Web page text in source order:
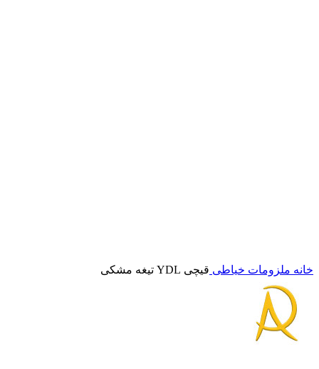
خانه ملزومات خیاطی قیچی YDL تیغه مشکی